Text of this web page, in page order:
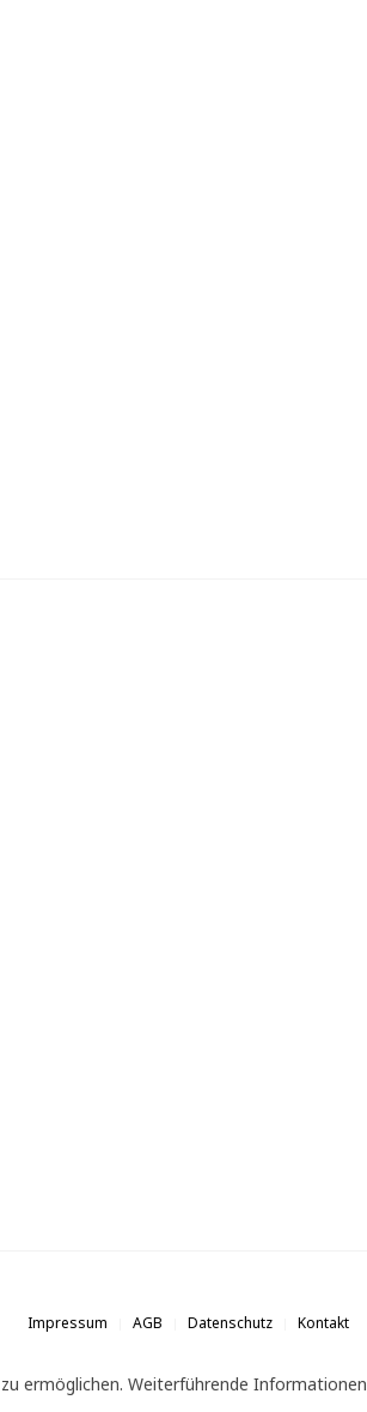
Impressum AGB Datenschutz Kontakt
ermöglichen. Weiterführende